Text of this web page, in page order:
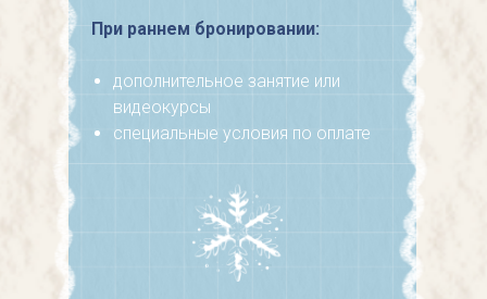
При раннем бронировании:
дополнительное занятие или
видеокурсы
специальные условия по оплате